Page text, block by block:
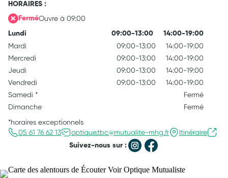
HORAIRES :
FerméOuvre à 09:00
Lundi 09:00-13:00 14:00-19:00
Mardi 09:00-13:00
14:00-19:00
Mercredi
09:00-13:00
14:00-19:00
Jeudi
09:00-13:00
14:00-19:00
Vendredi
09:00-13:00
14:00-19:00
Samedi *
Fermé
Dimanche
Fermé
*horaires exceptionnels
05 61 76 62 13
optique.tbc@mutualite-mhg.fr Itinéraire
Suivez-nous sur :